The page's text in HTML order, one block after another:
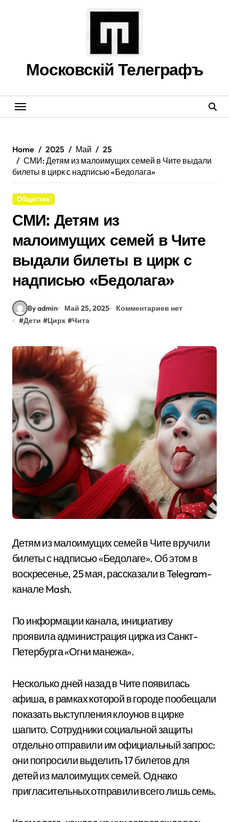
Московскій Телеграфъ
Home 2025 Май
25
СМИ: Детям из малоимущих семей в Чите выдали
билеты в цирк с надписью «Бедолага»
Общество
СМИ: Детям из
малоимущих семей в Чите
выдали билеты в цирк с
надписью «Бедолага»
By admin Май 25, 2025
Комментариев нет
#Дети #Цирк #Чита
Детям из малоимущих семей в Чите вручили
билеты с надписью «Бедолаге». Об этом в
воскресенье, 25 мая, рассказали в Telegram-
канале Mash.
По информации канала, инициативу
проявила администрация цирка из Санкт-
Петербурга «Огни манежа».
Несколько дней назад в Чите появилась
афиша, в рамках которой в городе пообещали
показать выступления клоунов в цирке
шапито. Сотрудники социальной защиты
отдельно отправили им официальный запрос:
они попросили выделить 17 билетов для
детей из малоимущих семей. Однако
пригласительных отправили всего лишь семь.